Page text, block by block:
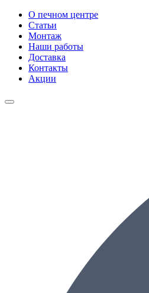
О печном центре
Статьи
Монтаж
Наши работы
Доставка
Контакты
Акции